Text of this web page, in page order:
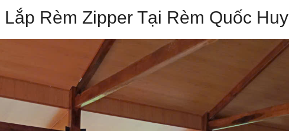
Rèm Zipper Tại Rèm Quốc Huy